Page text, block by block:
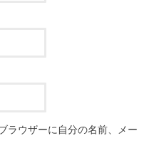
ラウザーに自分の名前、メー